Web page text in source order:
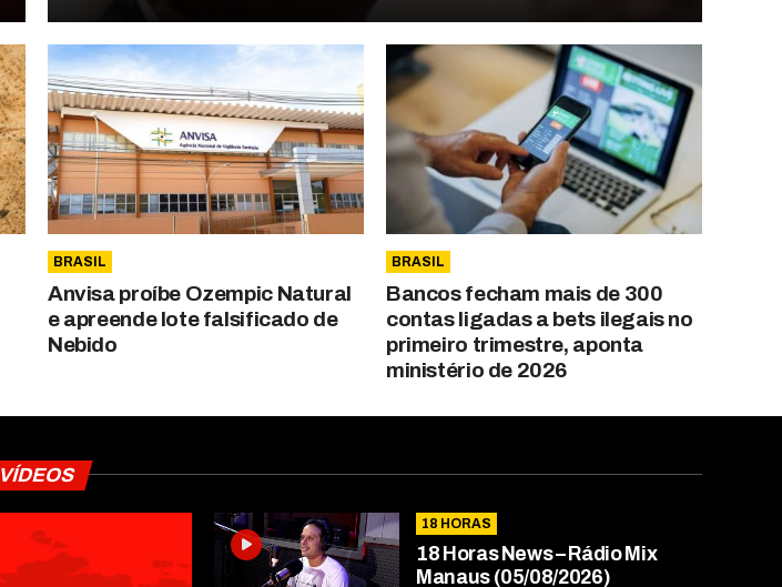
BRASIL
Anvisa proíbe Ozempic Natural
e apreende lote falsificado de
Nebido
BRASIL
Bancos fecham mais de 300
contas ligadas a bets ilegais no
primeiro trimestre, aponta
ministério de 2026
VÍDEOS
18 HORAS
18 Horas News​​​​​​​​​​​​ – Rádio Mix
Manaus (05/08/2026)